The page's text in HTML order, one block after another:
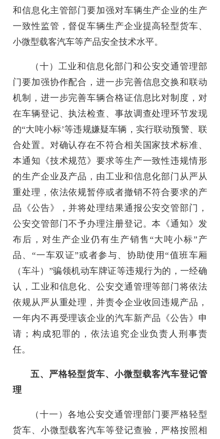
和信息化主管部门要加强对车辆生产企业的生产
一致性监管，督促车辆生产企业提高轻型货车、
小微型载客汽车等产品安全技术水平。
（十）工业和信息化部门和公安交通管理部
门要加强协作配合，进一步完善信息交换和联动
机制，进一步完善车辆合格证信息比对制度，对
在车辆登记、执法检查、事故调查处理环节发现
的“大吨小标’等违规嫌疑车辆，实行联动预警、联
合处置。对确认存在不符合相关国家技术标准、
本通知《技术规范》要求等生产一致性违规情形
的生产企业及产品，由工业和信息化部门从严从
重处理，依法依规暂停或者撤销不符合要求的产
品《公告》，并将处理结果通报公安交管部门，
公安交管部门不予办理注册登记。本《通知》发
布后，对生产企业仍有生产销售“大吨小标”产
品、“一车双证”或者参与、协助使用“值班车厢
（车斗）”骗领机动车牌证等违规行为的，一经确
认，工业和信息化、公安交通管理等部门将依法
依规从严从重处理，并责令企业收回违规产品，
一年内不再受理该企业的汽车新产品《公告》申
请；构成犯罪的，依法追究企业负责人刑事责
任。
五、严格轻型货车、小微型载客汽车登记管
理
（十一）各地公安交通管理部门要严格轻型
货车、小微型载客汽车等登记查验，严格按照相